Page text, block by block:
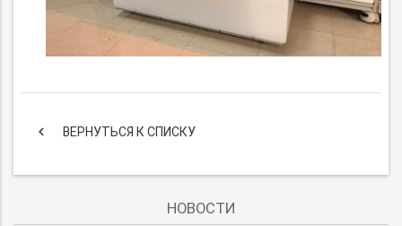
keyboard_arrow_left ВЕРНУТЬСЯ К СПИСКУ
НОВОСТИ